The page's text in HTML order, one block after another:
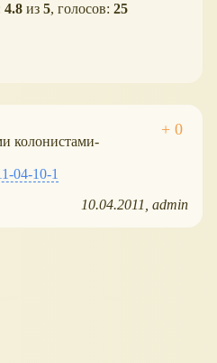
4.8 из 5, голосов: 25
колонистами-
04-10-1
10.04.2011 admin